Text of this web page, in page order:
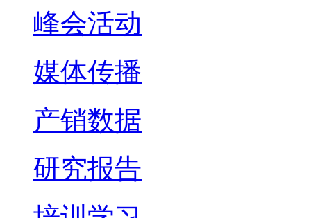
峰会活动
媒体传播
产销数据
研究报告